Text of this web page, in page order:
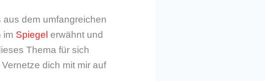
dem umfangreichen
im Spiegel erwähnt und
Thema für sich
dich mit mir auf